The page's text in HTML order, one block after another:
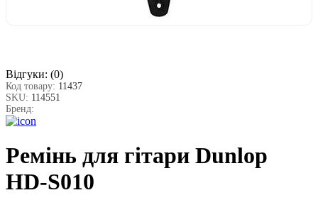
Відгуки: (0)
Код товару: 11437
SKU: 114551
Бренд:
Ремінь для гітари Dunlop
НD-S010